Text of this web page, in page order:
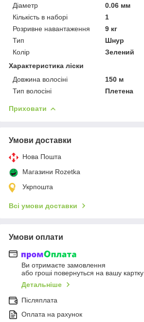
Діаметр
0.06 мм
Кількість в наборі
1
Розривне навантаження
9 кг
Тип
Шнур
Колір
Зелений
Характеристика ліски
Довжина волосіні
150 м
Тип волосіні
Плетена
Приховати
Умови доставки
Нова Пошта
Магазини Rozetka
Укрпошта
Всі умови доставки
Умови оплати
Ви отримаєте замовлення
або гроші повернуться на вашу картку
Детальніше
Післяплата
Оплата на рахунок